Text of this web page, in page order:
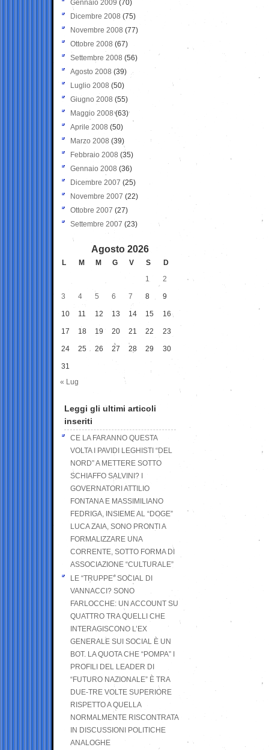
Gennaio 2009 (70)
Dicembre 2008 (75)
Novembre 2008 (77)
Ottobre 2008 (67)
Settembre 2008 (56)
Agosto 2008 (39)
Luglio 2008 (50)
Giugno 2008 (55)
Maggio 2008(63)
Aprile 2008 (50)
Marzo 2008 (39)
Febbraio 2008 (35)
Gennaio 2008 (36)
Dicembre 2007 (25)
Novembre 2007 (22)
Ottobre 2007 (27)
Settembre 2007 (23)
Agosto 2026
L M M G V S
D
1
2
3 4 5 6 7 8 9
10 11 12 13 14 15 16
17 18 19 20 21 22 23
24 25 26 27 28 29 30
31
« Lug
Leggi gli ultimi articoli
inseriti
CE LA FARANNO QUESTA
VOLTA I PAVIDI LEGHISTI “DEL
NORD” A METTERE SOTTO
SCHIAFFO SALVINI? I
GOVERNATORI ATTILIO
FONTANA E MASSIMILIANO
FEDRIGA, INSIEME AL “DOGE”
LUCA ZAIA, SONO PRONTI A
FORMALIZZARE UNA
CORRENTE, SOTTO FORMA DI
ASSOCIAZIONE “CULTURALE”
LE “TRUPPE” SOCIAL DI
VANNACCI? SONO
FARLOCCHE: UN ACCOUNT SU
QUATTRO TRA QUELLI CHE
INTERAGISCONO L’EX
GENERALE SUI SOCIAL È UN
BOT. LA QUOTA CHE “POMPA” I
PROFILI DEL LEADER DI
“FUTURO NAZIONALE” È TRA
DUE-TRE VOLTE SUPERIORE
RISPETTO A QUELLA
NORMALMENTE RISCONTRATA
IN DISCUSSIONI POLITICHE
ANALOGHE